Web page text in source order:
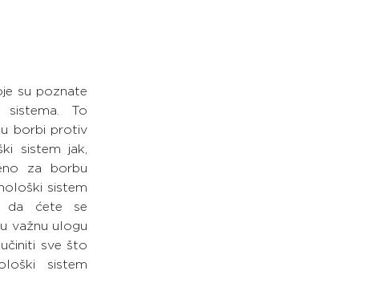
su poznate
sistema. To
borbi protiv
sistem jak,
za borbu
sistem
da ćete se
važnu ulogu
sve što
sistem